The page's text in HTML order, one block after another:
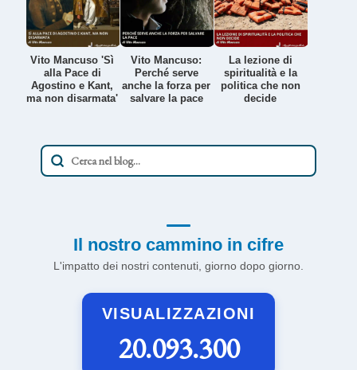
Vito Mancuso 'Sì
alla Pace di
Agostino e Kant,
ma non disarmata'
Vito Mancuso:
Perché serve
anche la forza per
salvare la pace
La lezione di
spiritualità e la
politica che non
decide
Il nostro cammino in cifre
L'impatto dei nostri contenuti, giorno dopo giorno.
VISUALIZZAZIONI
20.093.300